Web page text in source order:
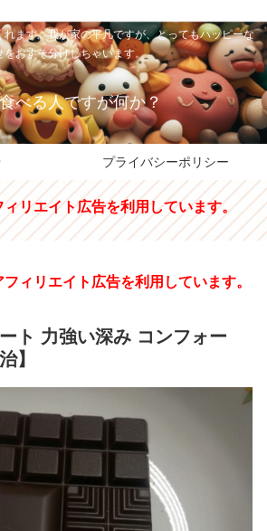
ます。我が家の平凡ですが、とってもハッピーな
をおすそ分けしちゃいます。
べる人ですが何か？
プライバシーポリシー
リエイト広告を利用しています。
ィリエイト広告を利用しています。
ト 力強い深み コンフォー
】